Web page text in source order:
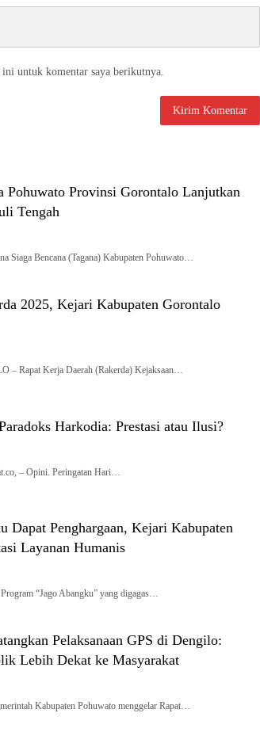
ini untuk komentar saya berikutnya.
Pohuwato Provinsi Gorontalo Lanjutkan
Tengah
Siaga Bencana (Tagana) Kabupaten Pohuwato…
2025, Kejari Kabupaten Gorontalo
Rapat Kerja Daerah (Rakerda) Kejaksaan…
Harkodia: Prestasi atau Ilusi?
– Opini. Peringatan Hari…
Dapat Penghargaan, Kejari Kabupaten
Layanan Humanis
“Jago Abangku” yang digagas…
Pelaksanaan GPS di Dengilo:
Lebih Dekat ke Masyarakat
Kabupaten Pohuwato menggelar Rapat…